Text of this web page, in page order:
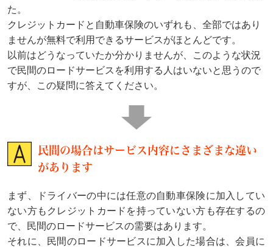
た。
クレジットカードと自動車保険のいずれも、全部ではあり
ませんが無料で利用できるサービスがほとんどです。
以前はどうなっていたか分かりませんが、このような状況
で民間のロードサービスを利用する人はいないと思うので
すが、この疑問に答えてください。
民間の場合はサービス内容にさまざまな違い
があります
まず、ドライバーの中には任意の自動車保険に加入してい
ない方もクレジットカードを持っていない方も存在するの
で、民間のロードサービスの需要はあります。
それに、民間のロードサービスに加入した場合は、会員に